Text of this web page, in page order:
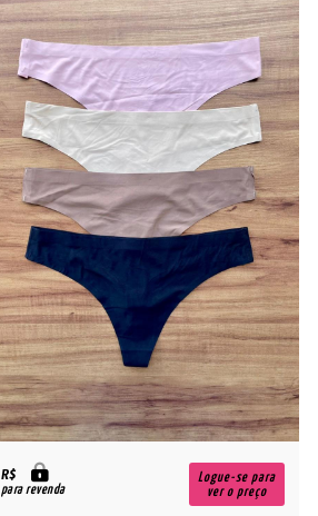
R$
para revenda
Logue-se para
ver o preço